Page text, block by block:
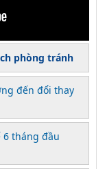
phòng tránh
đến đổi thay
6 tháng đầu